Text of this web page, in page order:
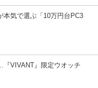
本気で選ぶ「10万円台PC3
VIVANT』限定ウオッチ